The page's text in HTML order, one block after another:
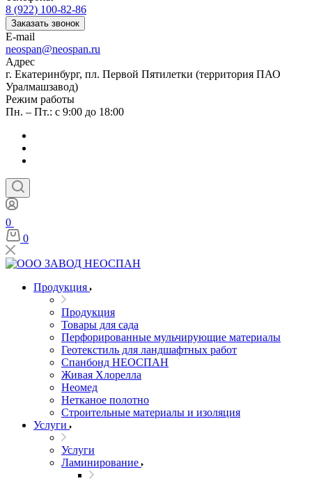
8 (922) 100-82-86
Заказать звонок
E-mail
neospan@neospan.ru
Адрес
г. Екатеринбург, пл. Первой Пятилетки (территория ПАО
Уралмашзавод)
Режим работы
Пн. – Пт.: с 9:00 до 18:00
0
0
Продукция
Продукция
Товары для сада
Перфорированные мульчирующие материалы
Геотекстиль для ландшафтных работ
Спанбонд НЕОСПАН
Живая Хлорелла
Нeомед
Нетканое полотно
Строительные материалы и изоляция
Услуги
Услуги
Ламинирование